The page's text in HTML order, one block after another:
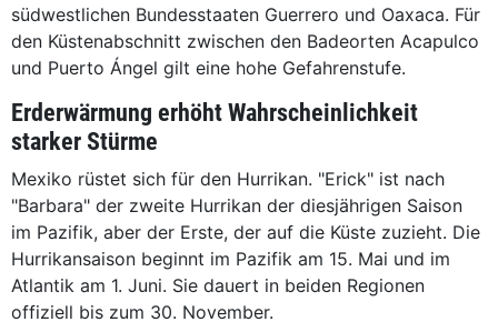
südwestlichen Bundesstaaten Guerrero und Oaxaca. Für
den Küstenabschnitt zwischen den Badeorten Acapulco
und Puerto Ángel gilt eine hohe Gefahrenstufe.
Erderwärmung erhöht Wahrscheinlichkeit
starker Stürme
Mexiko rüstet sich für den Hurrikan. "Erick" ist nach
"Barbara" der zweite Hurrikan der diesjährigen Saison
im Pazifik, aber der Erste, der auf die Küste zuzieht. Die
Hurrikansaison beginnt im Pazifik am 15. Mai und im
Atlantik am 1. Juni. Sie dauert in beiden Regionen
offiziell bis zum 30. November.